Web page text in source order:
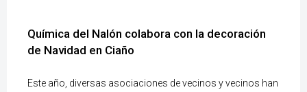
Química del Nalón colabora con la decoración
de Navidad en Ciaño
Este año, diversas asociaciones de vecinos y vecinos han